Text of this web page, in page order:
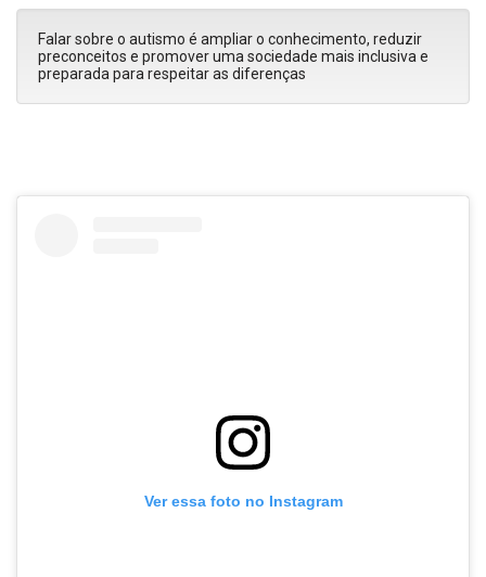
Falar sobre o autismo é ampliar o conhecimento, reduzir
preconceitos e promover uma sociedade mais inclusiva e
preparada para respeitar as diferenças
Ver essa foto no Instagram